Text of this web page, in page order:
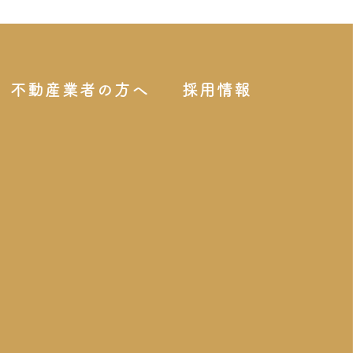
不動産業者の方へ 採用情報